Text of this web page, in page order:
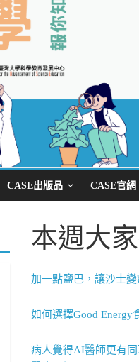
CASE出版品 CASE官網
本週大
加一點鹽巴，讓沙士
如何選擇Good Energy
病人覺得AI醫師更有